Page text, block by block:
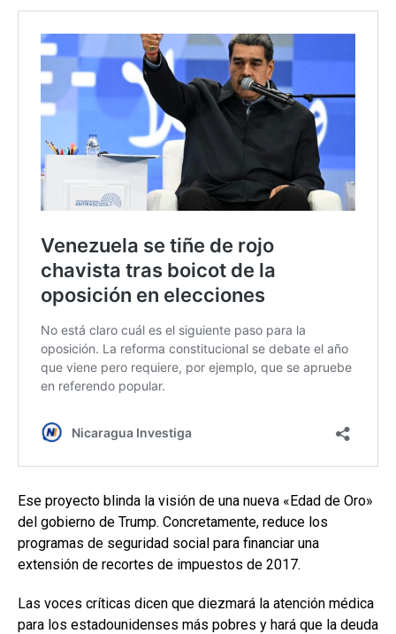
Ese proyecto blinda la visión de una nueva «Edad de Oro»
del gobierno de Trump. Concretamente, reduce los
programas de seguridad social para financiar una
extensión de recortes de impuestos de 2017.
Las voces críticas dicen que diezmará la atención médica
para los estadounidenses más pobres y hará que la deuda